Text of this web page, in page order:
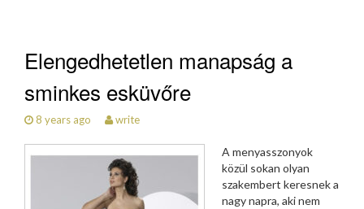
Elengedhetetlen manapság a
sminkes esküvőre
8 years ago write
A menyasszonyok
közül sokan olyan
szakembert keresnek a
nagy napra, aki nem